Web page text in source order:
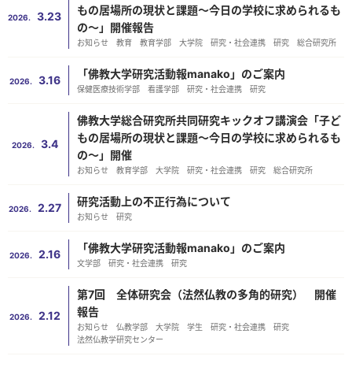
2026. 3.23
もの居場所の現状と課題～今日の学校に求められるも
の～」開催報告
お知らせ 教育 教育学部 大学院 研究・社会連携 研究 総合研究所
2026. 3.16 「佛教大学研究活動報manako」のご案内
保健医療技術学部 看護学部 研究・社会連携 研究
2026. 3.4
佛教大学総合研究所共同研究キックオフ講演会「子ど
もの居場所の現状と課題～今日の学校に求められるも
の～」開催
お知らせ 教育学部 大学院 研究・社会連携 研究 総合研究所
2026. 2.27 研究活動上の不正行為について
お知らせ 研究
2026. 2.16 「佛教大学研究活動報manako」のご案内
文学部 研究・社会連携 研究
2026. 2.12
第7回 全体研究会（法然仏教の多角的研究） 開催
報告
お知らせ 仏教学部 大学院 学生 研究・社会連携
研究
法然仏教学研究センター